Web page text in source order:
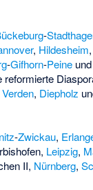
-
, Hildesheim,
-Gifhorn-Peineund
reformierte
Verden, Diepholz
-Zwickau,
Leipzig,
II, Nürnberg,